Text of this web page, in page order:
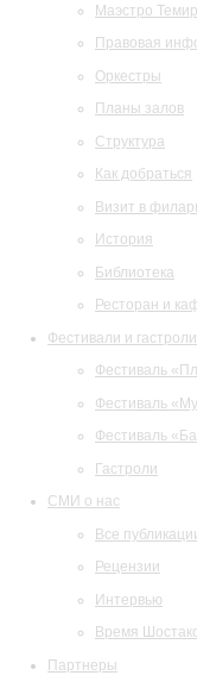
Маэстро
Правовая
Оркестры
Планы залов
Структура
Как добраться
Визит в
История
Библиотека
Ресторан и
Фестивали и гастроли
Фестиваль
Фестиваль
Фестиваль
Гастроли
СМИ о нас
Все
Рецензии
Интервью
Время
Партнеры